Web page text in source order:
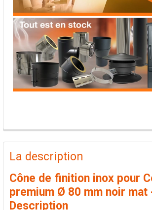
PRODUITS
FRÉQUEMMENT
ACHETÉS
TOUT
SÉLECTIONNER
La description
Cône de finition inox pour
premium Ø 80 mm noir mat
Description